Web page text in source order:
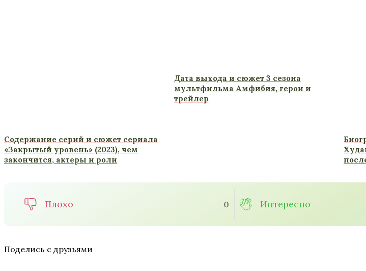
Содержание серий и сюжет сериала
«Закрытый уровень» (2023), чем
закончится, актеры и роли
Дата выхода и сюжет 3 сезона
мультфильма Амфибия, герои и
трейлер
Плохо 0 Интересно
Поделись с друзьями